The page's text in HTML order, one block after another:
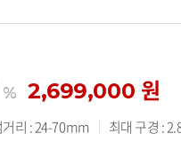
% 2,699,000 원
거리 : 24-70mm 최대 구경 :